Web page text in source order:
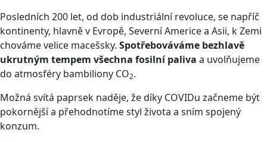
Posledních 200 let, od dob industriální revoluce, se napříč
kontinenty, hlavně v Evropě, Severní Americe a Asii, k Zemi
chováme velice macešsky. Spotřebováváme bezhlavě
ukrutným tempem všechna fosilní paliva a uvolňujeme
do atmosféry bambiliony CO2.
Možná svítá paprsek naděje, že díky COVIDu začneme být
pokornější a přehodnotíme styl života a sním spojený
konzum.